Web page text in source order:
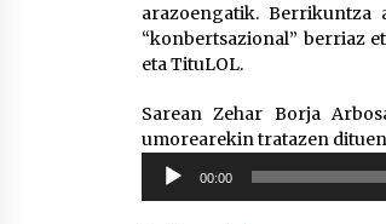
arazoengatik. Berrikuntza
“konbertsazional” berriaz
eta TituLOL.
Sarean Zehar Borja
umorearekin tratazen
Soinu
erreproduzigailua
00:00